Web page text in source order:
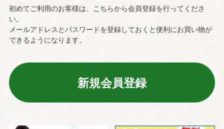
初めてご利用のお客様は、こちらから会員登録を行ってくださ
い。
メールアドレスとパスワードを登録しておくと便利にお買い物が
できるようになります。